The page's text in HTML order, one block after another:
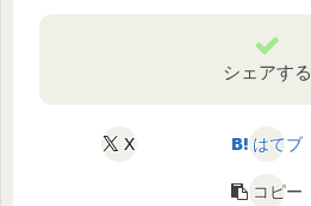
シェアする
X はてブ
コピー